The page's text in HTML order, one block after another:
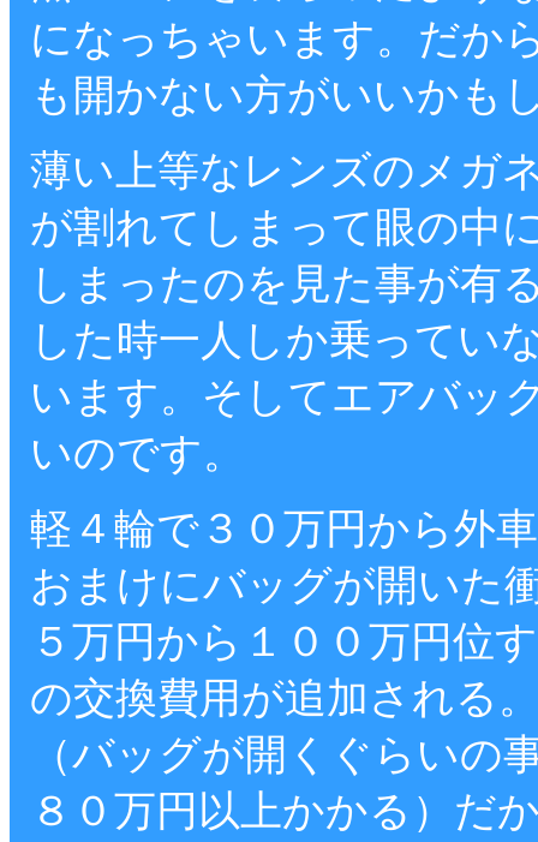
になっちゃいます。だか
も開かない方がいいかも
薄い上等なレンズのメガ
が割れてしまって眼の中
しまったのを見た事が有
した時一人しか乗ってい
います。そしてエアバッ
いのです。
軽４輪で３０万円から外
おまけにバッグが開いた
５万円から１００万円位
の交換費用が追加される
（バッグが開くぐらいの
８０万円以上かかる）だ